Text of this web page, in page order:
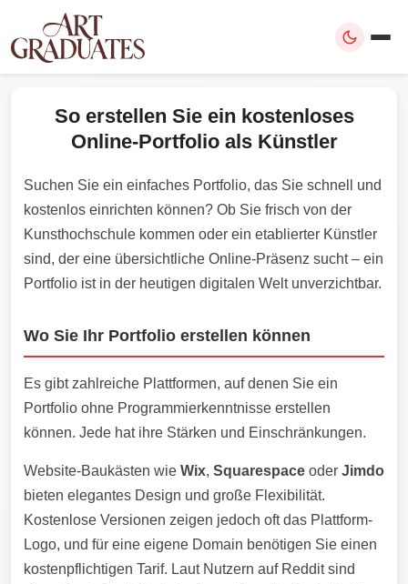
So erstellen Sie ein kostenloses
Online-Portfolio als Künstler
Suchen Sie ein einfaches Portfolio, das Sie schnell und
kostenlos einrichten können? Ob Sie frisch von der
Kunsthochschule kommen oder ein etablierter Künstler
sind, der eine übersichtliche Online-Präsenz sucht – ein
Portfolio ist in der heutigen digitalen Welt unverzichtbar.
Wo Sie Ihr Portfolio erstellen können
Es gibt zahlreiche Plattformen, auf denen Sie ein
Portfolio ohne Programmierkenntnisse erstellen
können. Jede hat ihre Stärken und Einschränkungen.
Website-Baukästen wie Wix, Squarespace oder Jimdo
bieten elegantes Design und große Flexibilität.
Kostenlose Versionen zeigen jedoch oft das Plattform-
Logo, und für eine eigene Domain benötigen Sie einen
kostenpflichtigen Tarif. Laut Nutzern auf Reddit sind